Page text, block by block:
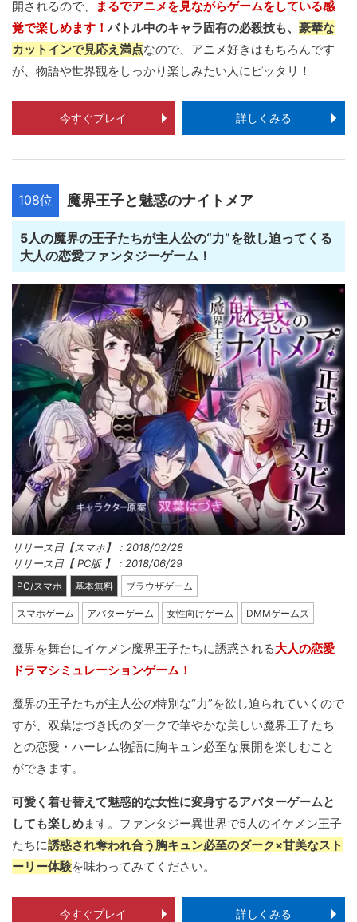
開されるので、
まるでアニメを見ながらゲームをしている感
覚で楽しめます！ バトル中のキャラ固有の必殺技も、 豪華な
カットインで見応え満点なので、アニメ好きはもちろんです
が、物語や世界観をしっかり楽しみたい人にピッタリ！
今すぐプレイ 詳しくみる
108位 魔界王子と魅惑のナイトメア
5人の魔界の王子たちが主人公の“力”を欲し迫ってくる
大人の恋愛ファンタジーゲーム！
リリース日【スマホ】：2018/02/28
リリース日【 PC版 】：2018/06/29
PC/スマホ 基本無料 ブラウザゲーム
スマホゲーム アバターゲーム 女性向けゲーム DMMゲームズ
魔界を舞台にイケメン魔界王子たちに誘惑される大人の恋愛
ドラマシミュレーションゲーム！
魔界の王子たちが主人公の特別な“力”を欲し迫られていく ので
すが、双葉はづき氏のダークで華やかな美しい魔界王子たち
との恋愛・ハーレム物語に胸キュン必至な展開を楽しむこと
ができます。
可愛く着せ替えて魅惑的な女性に変身するアバターゲームと
しても楽しめます。ファンタジー異世界で5人のイケメン王子
たちに誘惑され奪われ合う胸キュン必至のダーク×甘美なスト
ーリー体験を味わってみてください。
今すぐプレイ 詳しくみる